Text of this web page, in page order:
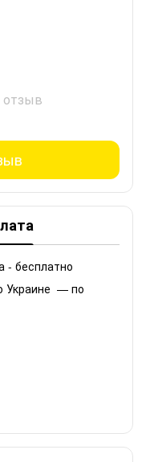
отзыв
- бесплатно
Украине — по